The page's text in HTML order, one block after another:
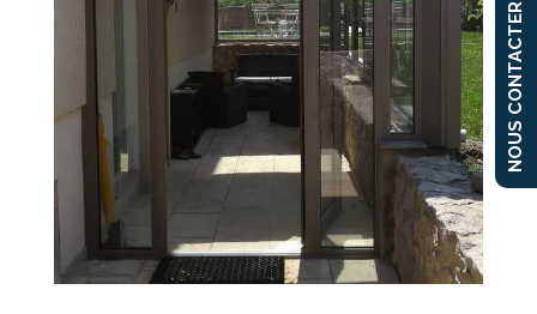
NOUS CONTACTER